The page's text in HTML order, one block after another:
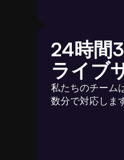
24時間
ライブ
私たちのチーム
数分で対応しま